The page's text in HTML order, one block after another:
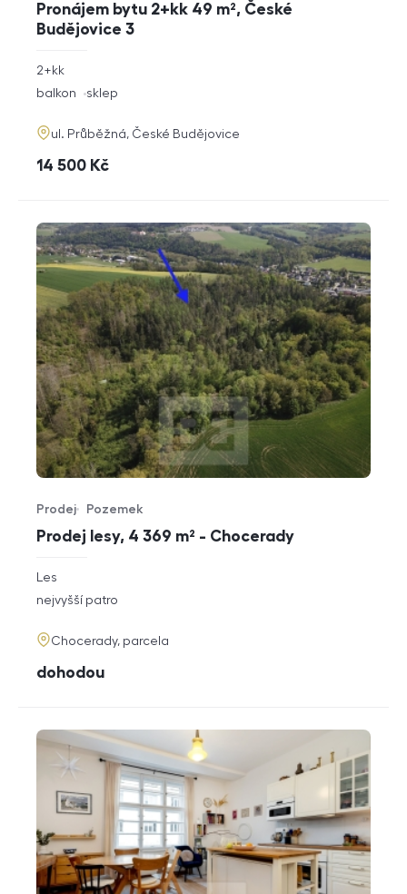
Pronájem bytu 2+kk 49 m², České
Budějovice 3
rozměry
2+kk
funkce
balkon sklep
adresa
ul. Průběžná, České Budějovice
cena
14 500 Kč
Prodej lesy, 4 369 m² - Chocerady
Typ nabídky
Prodej
Typ nemovitosti
Pozemek
rozměry
Les
funkce
nejvyšší patro
adresa
Chocerady, parcela
cena
dohodou